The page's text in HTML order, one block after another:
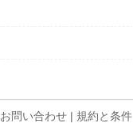
お問い合わせ | 規約と条件